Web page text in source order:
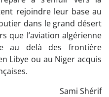
rejoindre leur base au
dans le grand désert
que l’aviation algérienne
au delà des frontière
Libye ou au Niger acquis
Sami Shérif